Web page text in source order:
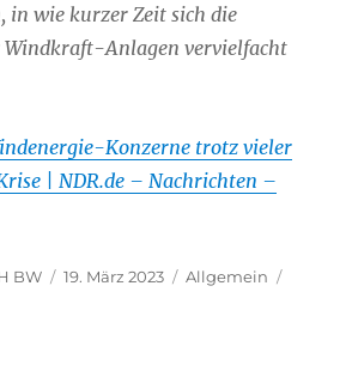
in wie kurzer Zeit sich die
Windkraft-Anlagen vervielfacht
Konzerne trotz vieler
| NDR.de – Nachrichten –
BW
Veröffentlicht
19. März 2023 Kategorien
Allgemein